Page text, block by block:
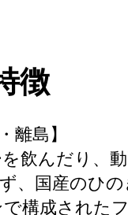
徴
離島】
飲んだり、
、国産のひ
構成された